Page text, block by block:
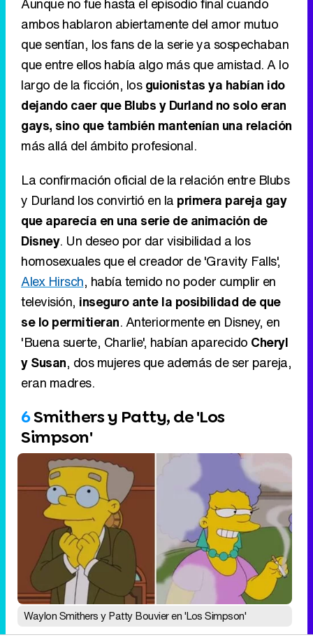
ambos hablaron abiertamente del amor mutuo
que sentían, los fans de la serie ya sospechaban
que entre ellos había algo más que amistad. A lo
largo de la ficción, losguionistas ya habían ido
dejando caer que Blubs y Durland no solo eran
gays, sino que también mantenían una relación
más allá del ámbito profesional.
La confirmación oficial de la relación entre Blubs
y Durland los convirtió en la primera pareja gay
que aparecía en una serie de animación de
Disney. Un deseo por dar visibilidad a los
homosexuales que el creador de 'Gravity Falls',
Alex Hirsch, había temido no poder cumplir en
televisión, inseguro ante la posibilidad de que
se lo permitieran. Anteriormente en Disney, en
'Buena suerte, Charlie', habían aparecido Cheryl
y Susan, dos mujeres que además de ser pareja,
eran madres.
6Smithers y Patty, de 'Los
Simpson'
Waylon Smithers y Patty Bouvier en 'Los Simpson'